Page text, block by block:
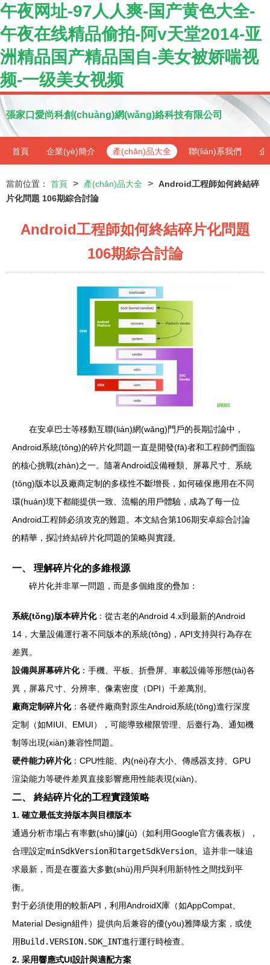
午夜网址-97人人爽-国产黄色大全-
午夜在线精品偷拍-阿v天堂2014-亚
洲精品国产精品国自-美女被娇喘视
频-一级美女视频
張家口愛尚科創(chuàng)網(wǎng)絡科技有限公司
首頁 企業(yè)簡介 產(chǎn)品大全 聯(lián)系我們 企
當前位置： 首頁 > 產(chǎn)品大全 > Android工程師如何終結碎
片化問題 106期綜合討論
Android工程師如何終結碎片化問題
106期綜合討論
在安卓巴士等移動互聯(lián)網(wǎng)門戶的長期討論中，
Android系統(tǒng)的碎片化問題一直是開發(fā)者和工程師們面臨
的核心挑戰(zhàn)之一。隨著Android設備種類、屏幕尺寸、系統
(tǒng)版本以及廠商定制的多樣性不斷增長，如何確保應用在不同
環(huán)境下都能提供一致、流暢的用戶體驗，成為了每一位
Android工程師必須攻克的難題。本文結合第106期安卓綜合討論
的精華，探討終結碎片化問題的策略與實踐。
一、 理解碎片化的多維根源
碎片化并非單一問題，而是多個維度的疊加：
系統(tǒng)版本碎片化：從古老的Android 4.x到最新的Android
14，大量設備運行著不同版本的系統(tǒng)，API支持與行為存在
差異。
設備與屏幕碎片化：手機、平板、折疊屏、車載設備等形態(tài)各
異，屏幕尺寸、分辨率、像素密度（DPI）千差萬別。
廠商定制碎片化：各硬件廠商對原生Android系統(tǒng)進行深度
定制（如MIUI、EMUI），可能導致權限管理、后臺行為、通知機
制等出現(xiàn)兼容性問題。
硬件能力碎片化：CPU性能、內(nèi)存大小、傳感器支持、GPU
渲染能力等硬件差異直接影響應用性能表現(xiàn)。
二、 終結碎片化的工程實踐策略
1. 確立最低支持版本與目標版本
通過分析市場占有率數(shù)據(jù)（如利用Google官方儀表板），
合理設定minSdkVersion和targetSdkVersion。這并非一味追
求最新，而是在覆蓋大多數(shù)用戶與利用新特性之間找到平
衡。
對于必須使用的較新API，利用AndroidX庫（如AppCompat、
Material Design組件）提供向后兼容的優(yōu)雅降級方案，或使
用Build.VERSION.SDK_INT進行運行時檢查。
2. 采用響應式UI設計與適配方案